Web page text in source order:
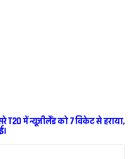
T20 में न्यूजीलैंड को 7 विकेट से हराया,